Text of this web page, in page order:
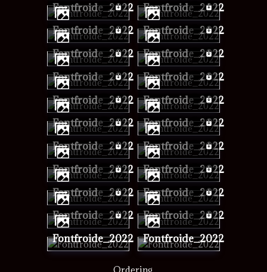
Fontfroide_2022
Fontfroide_2022
Fontfroide_2022
Fontfroide_2022
Fontfroide_2022
Fontfroide_2022
Fontfroide_2022
Fontfroide_2022
Fontfroide_2022
Fontfroide_2022
Fontfroide_2022
Fontfroide_2022
Fontfroide_2022
Fontfroide_2022
Fontfroide_2022
Fontfroide_2022
Fontfroide_2022
Fontfroide_2022
Fontfroide_2022
Fontfroide_2022
Fontfroide_2022
Fontfroide_2022